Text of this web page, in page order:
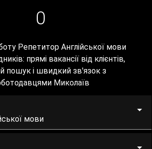
0
Репетитор Англійської мови
прямі вакансії від клієнтів,
пошук і швидкий зв'язок з
Миколаїв
мови